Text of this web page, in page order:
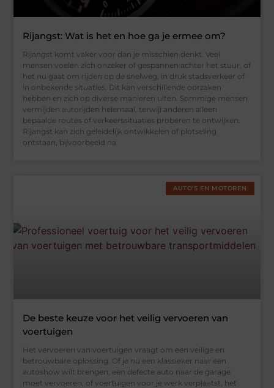
Rijangst: Wat is het en hoe ga je ermee om?
Rijangst komt vaker voor dan je misschien denkt. Veel
mensen voelen zich onzeker of gespannen achter het stuur, of
het nu gaat om rijden op de snelweg, in druk stadsverkeer of
in onbekende situaties. Dit kan verschillende oorzaken
hebben en zich op diverse manieren uiten. Sommige mensen
vermijden autorijden helemaal, terwijl anderen alleen
bepaalde routes of verkeerssituaties proberen te ontwijken.
Rijangst kan zich geleidelijk ontwikkelen of plotseling
ontstaan, bijvoorbeeld na
AUTO’S EN MOTOREN
De beste keuze voor het veilig vervoeren van
voertuigen
Het vervoeren van voertuigen vraagt om een veilige en
betrouwbare oplossing. Of je nu een klassieker naar een
autoshow wilt brengen, een defecte auto naar de garage
moet vervoeren, of voertuigen voor je werk verplaatst, het